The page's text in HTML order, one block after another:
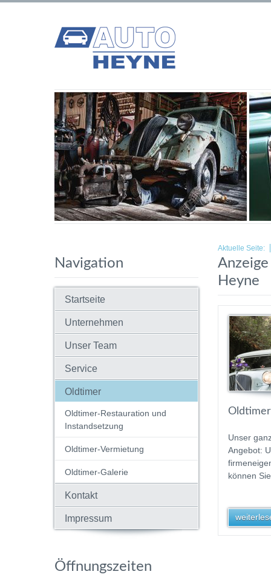
Navigation
Startseite
Unternehmen
Unser Team
Service
Oldtimer
Oldtimer-Restauration und
Instandsetzung
Oldtimer-Vermietung
Oldtimer-Galerie
Kontakt
Impressum
Öffnungszeiten
Aktuelle Seite:
Heyne
Unser
Angebot:
können